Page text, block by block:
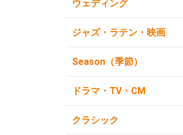
ウェディング
ジャズ・ラテン・映画
Season（季節）
ドラマ・TV・CM
クラシック